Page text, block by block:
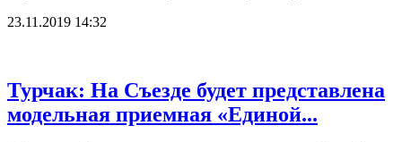
23.11.2019 14:32
Турчак: На Съезде будет представлена
модельная приемная «Единой...